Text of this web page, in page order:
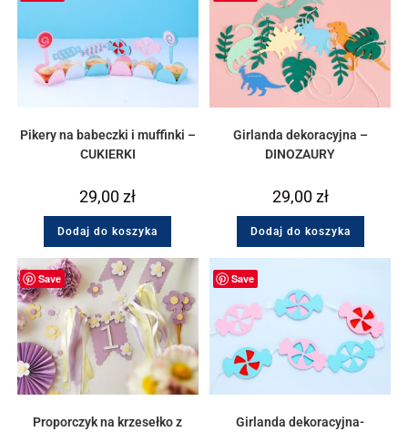
Pikery na babeczki i muffinki –
CUKIERKI
29,00zł
Dodaj do koszyka
Girlanda dekoracyjna –
DINOZAURY
29,00zł
Dodaj do koszyka
Save
Proporczyk na krzesełko z
Save
Girlanda dekoracyjna-